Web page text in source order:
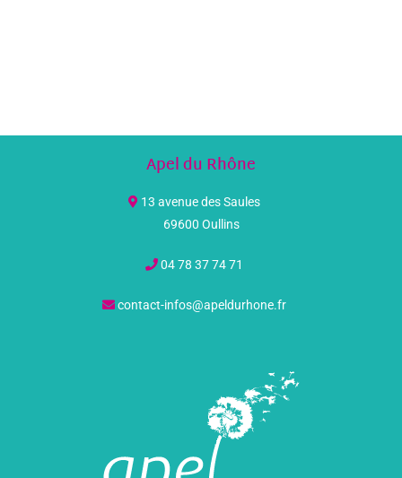
Apel du Rhône
13 avenue des Saules
69600 Oullins
04 78 37 74 71
contact-infos@apeldurhone.fr